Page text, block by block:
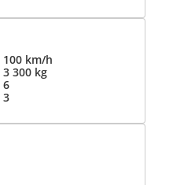
100 km/h
3 300 kg
6
3